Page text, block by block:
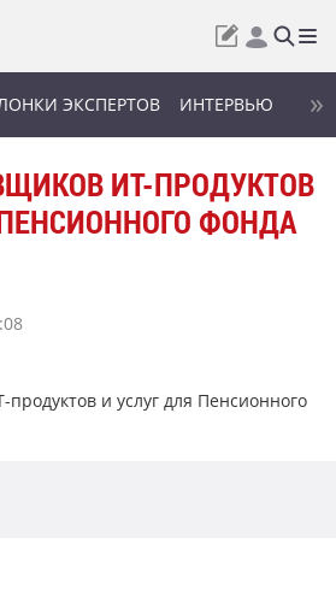
ЭКСПЕРТОВ ИНТЕРВЬЮ
ИТ-ПРОДУКТОВ
ФОНДА